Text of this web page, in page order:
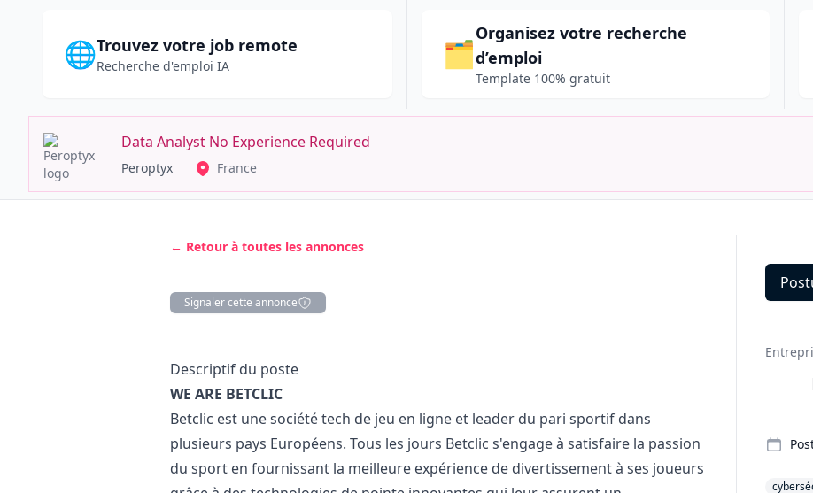
🌐Trouvez votre job remote
Recherche d'emploi IA 🗂️
Organisez votre recherche
d’emploi
Template 100% gratuit
Data Analyst No Experience Required
Peroptyx France
← Retour à toutes les annonces
Signaler cette annonce
Description
Descriptif du poste
WE ARE BETCLIC
Betclic est une société tech de jeu en ligne et leader du pari sportif dans
plusieurs pays Européens. Tous les jours Betclic s'engage à satisfaire la passion
du sport en fournissant la meilleure expérience de divertissement à ses joueurs